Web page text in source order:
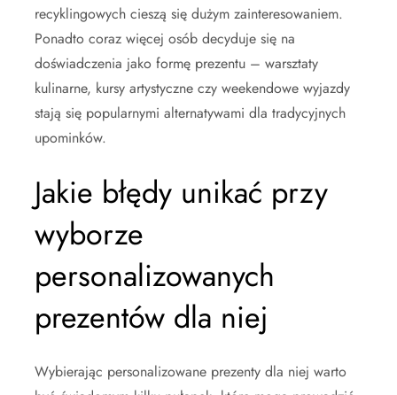
recyklingowych cieszą się dużym zainteresowaniem.
Ponadto coraz więcej osób decyduje się na
doświadczenia jako formę prezentu – warsztaty
kulinarne, kursy artystyczne czy weekendowe wyjazdy
stają się popularnymi alternatywami dla tradycyjnych
upominków.
Jakie błędy unikać przy
wyborze
personalizowanych
prezentów dla niej
Wybierając personalizowane prezenty dla niej warto